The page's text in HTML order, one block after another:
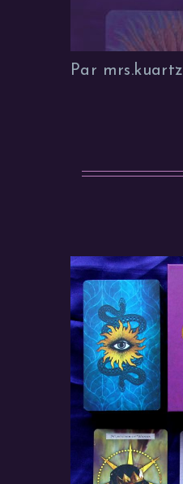
Par mrs.kuartz